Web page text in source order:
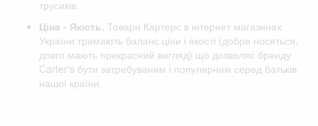
трусиків.
Ціна - Якість. Товари Картерс в інтернет магазинах
України тримають баланс ціни і якості (добре носяться,
довго мають прекрасний вигляд) що дозволяє бренду
Carter's бути затребуваним і популярним серед батьків
нашої країни.